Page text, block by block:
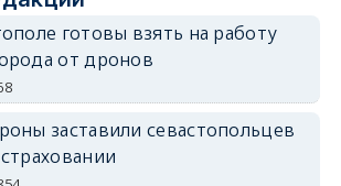
готовы взять на работу
от дронов
заставили севастопольцев